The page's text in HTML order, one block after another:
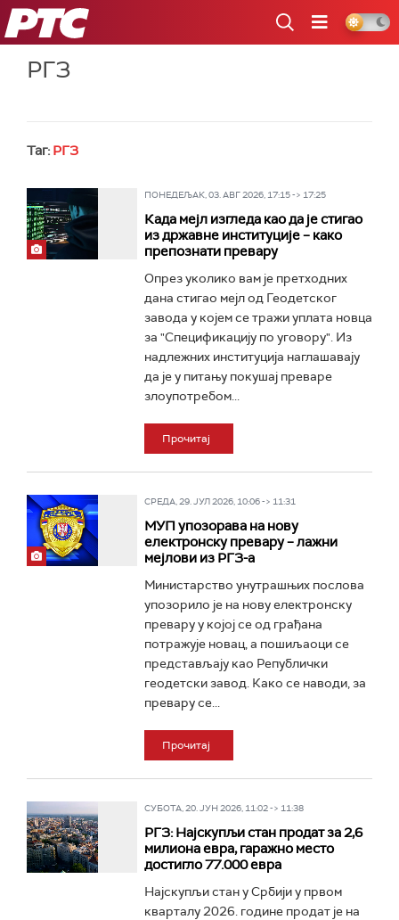
РТС
РГЗ
Таг: РГЗ
ПОНЕДЕЉАК, 03. АВГ 2026, 17:15 -> 17:25
Када мејл изгледа као да је стигао
из државне институције – како
препознати превару
Опрез уколико вам је претходних
дана стигао мејл од Геодетског
завода у којем се тражи уплата новца
за "Спецификацију по уговору". Из
надлежних институција наглашавају
да је у питању покушај преваре
злоупотребом...
Прочитај
СРЕДА, 29. ЈУЛ 2026, 10:06 -> 11:31
МУП упозорава на нову
електронску превару – лажни
мејлови из РГЗ-а
Министарство унутрашњих послова
упозорило је на нову електронску
превару у којој се од грађана
потражује новац, а пошиљаоци се
представљају као Републички
геодетски завод. Како се наводи, за
превару се...
Прочитај
СУБОТА, 20. ЈУН 2026, 11:02 -> 11:38
РГЗ: Најскупљи стан продат за 2,6
милиона евра, гаражно место
достигло 77.000 евра
Најскупљи стан у Србији у првом
кварталу 2026. године продат је на